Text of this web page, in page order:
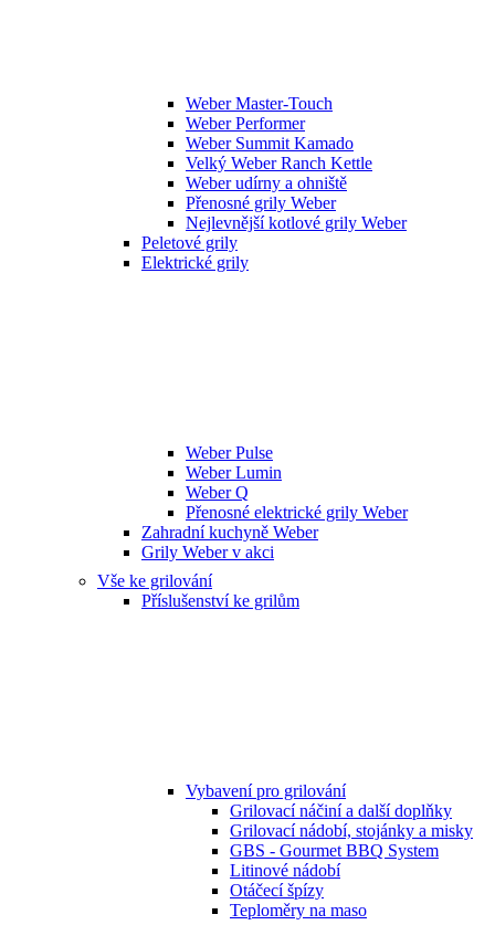
Weber Master-Touch
Weber Performer
Weber Summit Kamado
Velký Weber Ranch Kettle
Weber udírny a ohniště
Přenosné grily Weber
Nejlevnější kotlové grily Weber
Peletové grily
Elektrické grily
Weber Pulse
Weber Lumin
Weber Q
Přenosné elektrické grily Weber
Zahradní kuchyně Weber
Grily Weber v akci
Vše ke grilování
Příslušenství ke grilům
Vybavení pro grilování
Grilovací náčiní a další doplňky
Grilovací nádobí, stojánky a misky
GBS - Gourmet BBQ System
Litinové nádobí
Otáčecí špízy
Teploměry na maso